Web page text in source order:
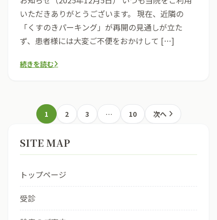
いただきありがとうございます。 現在、近隣の
「くすのきパーキング」が再開の見通しが立た
ず、患者様には大変ご不便をおかけして […]
続きを読む
1 2 3 … 10 次へ
SITE MAP
トップページ
受診